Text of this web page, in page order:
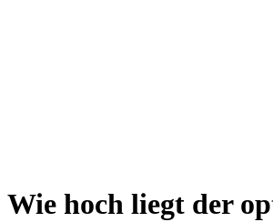
Wie hoch liegt der